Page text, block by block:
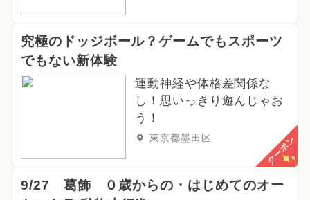
究極のドッジボール？ゲームでもスポーツ
でもない新体験
運動神経や体格差関係な
し！思いっきり遊んじゃお
う！
東京都墨田区 クーポン
9/27 葛飾 ０歳からの・はじめてのオー